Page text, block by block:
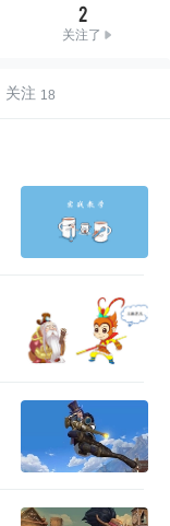
2
关注了
关注